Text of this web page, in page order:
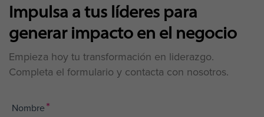
Impulsa a tus líderes para
generar impacto en el negocio
Empieza hoy tu transformación en liderazgo.
Completa el formulario y contacta con nosotros.
Nombre*